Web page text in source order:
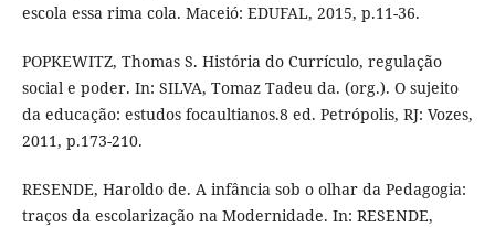
escola essa rima cola. Maceió: EDUFAL, 2015, p.11-36.
POPKEWITZ, Thomas S. História do Currículo, regulação
social e poder. In: SILVA, Tomaz Tadeu da. (org.). O sujeito
da educação: estudos focaultianos.8 ed. Petrópolis, RJ: Vozes,
2011, p.173-210.
RESENDE, Haroldo de. A infância sob o olhar da Pedagogia:
traços da escolarização na Modernidade. In: RESENDE,